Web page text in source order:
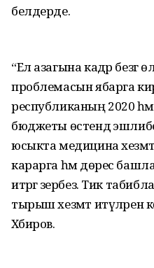
белдерде.
“Ел азагына кадәр безгә
проблемасын ябарга
республиканың 2020
бюджеты өстендә
юсыкта медицина
карарга һәм дөрес
итәргә әзербез. Тик
тырыш хезмәт итүләрен
Хәбиров.